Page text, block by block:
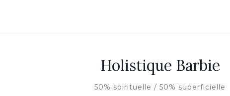
Holistique Barbie
50% spirituelle / 50% superficielle